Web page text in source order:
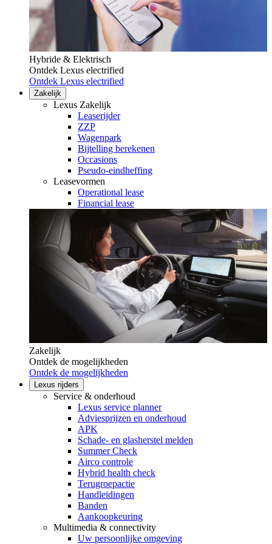
Hybride & Elektrisch
Ontdek Lexus electrified
Ontdek Lexus electrified
Zakelijk
Lexus Zakelijk
Leaserijder
ZZP
Wagenpark
Bijtelling berekenen
Occasions
Pseudo-eindheffing
Leasevormen
Operational lease
Financial lease
Zakelijk
Ontdek de mogelijkheden
Ontdek de mogelijkheden
Lexus rijders
Service & onderhoud
Lexus service planner
Adviesprijzen en onderhoud
APK
Schade- en glasherstel melden
Summer Check
Airco controle
Hybrid health check
Terugroepactie
Handleidingen
Banden
Aankoopkeuring
Multimedia & connectivity
Uw persoonlijke omgeving